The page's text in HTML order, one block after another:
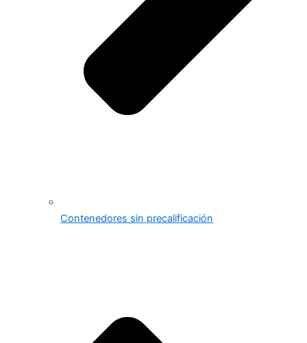
Contenedores sin precalificación